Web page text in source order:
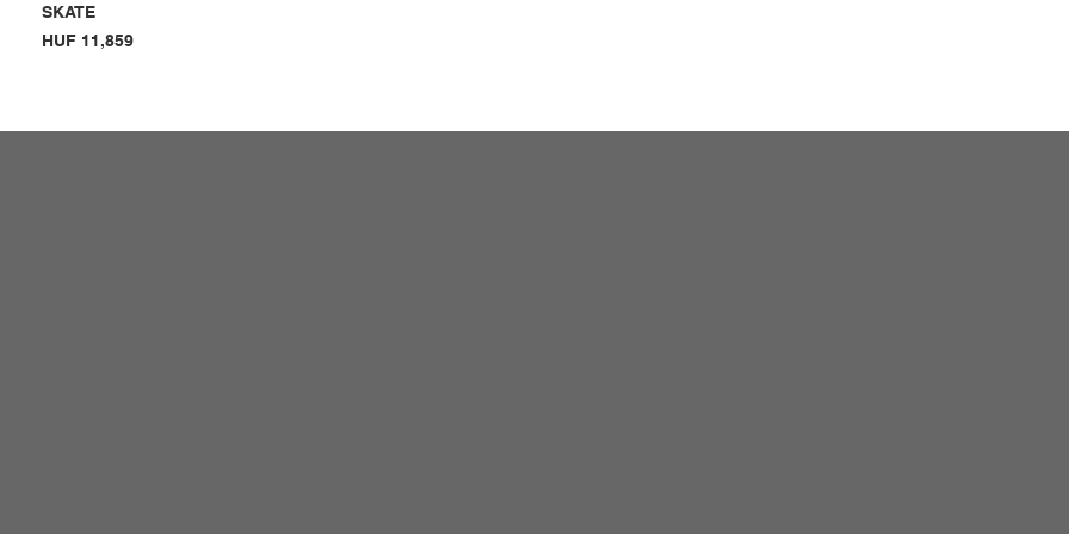
SKATE
Price
HUF 11,859